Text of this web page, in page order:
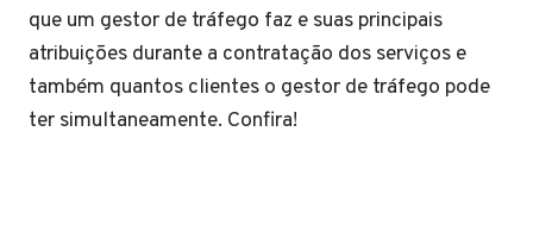
que um gestor de tráfego faz e suas principais
atribuições durante a contratação dos serviços e
também quantos clientes o gestor de tráfego pode
ter simultaneamente. Confira!